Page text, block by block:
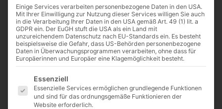
Staubsaugermotoren
Stromerzeuger
Kompressoren
Pumpen jeglicher Art für den privaten und
gewerblichen Bereich
Elektrische Gartengeräte
Hochdruckreiniger
und vieles mehr
Einige Services verarbeiten personenbezogene Daten in den USA.
Mit Ihrer Einwilligung zur Nutzung dieser Services willigen Sie auch
in die Verarbeitung Ihrer Daten in den USA gemäß Art. 49 (1) lit. a
GDPR ein. Der EuGH stuft die USA als ein Land mit
unzureichendem Datenschutz nach EU-Standards ein. Es besteht
beispielsweise die Gefahr, dass US-Behörden personenbezogene
Daten in Überwachungsprogrammen verarbeiten, ohne dass für
Europäerinnen und Europäer eine Klagemöglichkeit besteht.
Es folgt eine Liste der Service-Gruppen, für die eine
Essenziell
Essenzielle Services ermöglichen grundlegende Funktionen
und sind für das ordnungsgemäße Funktionieren der
Website erforderlich.